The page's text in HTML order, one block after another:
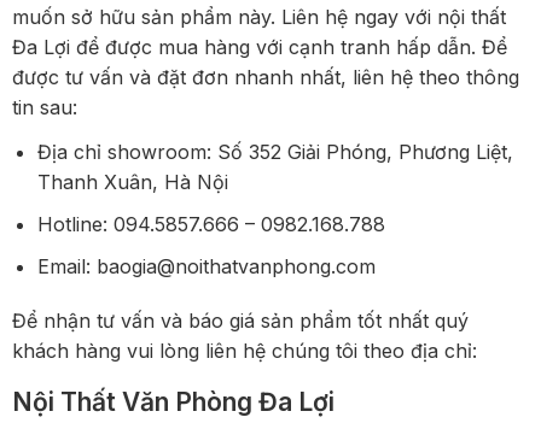
muốn sở hữu sản phẩm này. Liên hệ ngay với nội thất
Đa Lợi để được mua hàng với cạnh tranh hấp dẫn. Để
được tư vấn và đặt đơn nhanh nhất, liên hệ theo thông
tin sau:
Địa chỉ showroom: Số 352 Giải Phóng, Phương Liệt,
Thanh Xuân, Hà Nội
Hotline: 094.5857.666 – 0982.168.788
Email: baogia@noithatvanphong.com
Để nhận tư vấn và báo giá sản phẩm tốt nhất quý
khách hàng vui lòng liên hệ chúng tôi theo địa chỉ:
Nội Thất Văn Phòng Đa Lợi